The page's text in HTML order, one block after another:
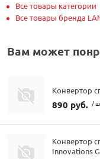
Все товары категории
Все товары бренда
Вам может
Конвертор
890 руб. /
Конвертор
Innovations